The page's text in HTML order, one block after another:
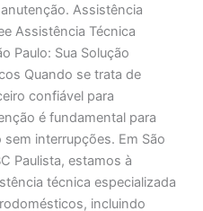
Assistência
Assistência Técnica
Paulo: Sua Solução
Quando se trata de
confiável para
é fundamental para
interrupções. Em São
Paulista, estamos à
técnica especializada
incluindo